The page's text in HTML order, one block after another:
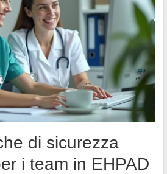
di sicurezza
i team in EHPAD